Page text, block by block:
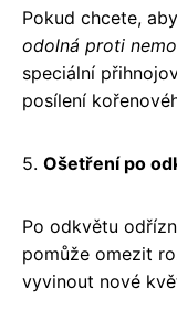
Pokud chcete,
odolná proti
speciální
posílení
5. Ošetření po
Po odkvětu
pomůže omezit
vyvinout nové